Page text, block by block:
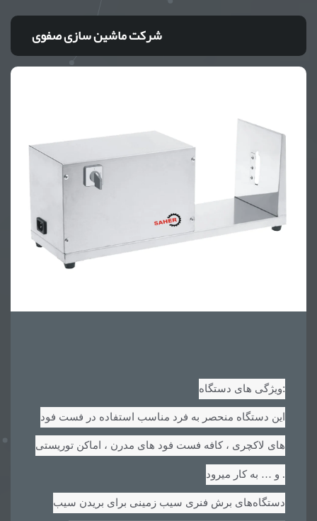
شرکت ماشین سازی صفوی
ویژگی های دستگاه:
این دستگاه منحصر به فرد مناسب استفاده در فست فود
های لاکچری ، کافه فست فود های مدرن ، اماکن توریستی
و … به کار میرود .
دستگاه‌های برش فنری سیب زمینی برای بریدن سیب